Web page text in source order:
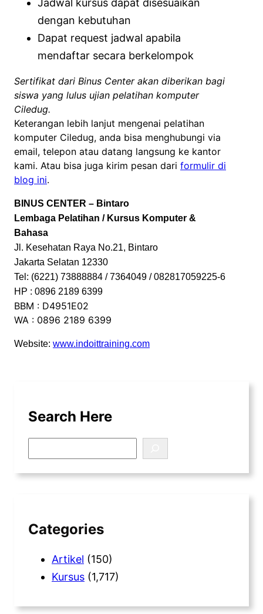
Jadwal kursus dapat disesuaikan
dengan kebutuhan
Dapat request jadwal apabila
mendaftar secara berkelompok
Sertifikat dari Binus Center akan diberikan bagi
siswa yang lulus ujian pelatihan komputer
Ciledug.
Keterangan lebih lanjut mengenai pelatihan
komputer Ciledug, anda bisa menghubungi via
email, telepon atau datang langsung ke kantor
kami. Atau bisa juga kirim pesan dari formulir di
blog ini.
BINUS CENTER – Bintaro
Lembaga Pelatihan / Kursus Komputer &
Bahasa
Jl. Kesehatan Raya No.21, Bintaro
Jakarta Selatan 12330
Tel: (6221) 73888884 / 7364049 / 082817059225-6
HP : 0896 2189 6399
BBM : D4951E02
WA : 0896 2189 6399
Website: www.indoittraining.com
Search Here
e
a
Categories
Artikel (150)
Kursus (1,717)